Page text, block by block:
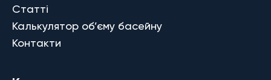
Статті
Калькулятор об’єму басейну
Контакти